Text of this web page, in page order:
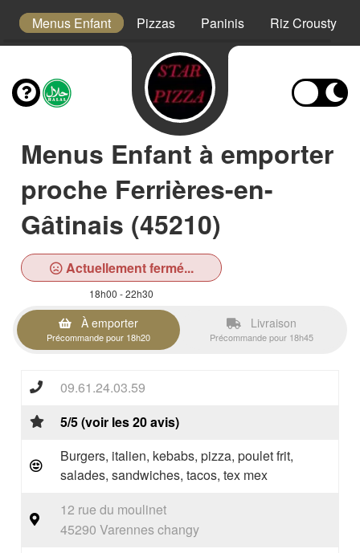
Menus Enfant Pizzas Paninis Riz Crousty
Menus Enfant à emporter
proche Ferrières-en-
Gâtinais (45210)
Actuellement fermé...
18h00 - 22h30
À emporter
Précommande pour 18h20
Livraison
Précommande pour 18h45
09.61.24.03.59
5/5 (voir les 20 avis)
Burgers, italien, kebabs, pizza, poulet frit,
salades, sandwiches, tacos, tex mex
12 rue du moulinet
45290 Varennes changy